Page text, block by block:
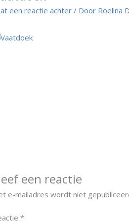
een reactie achter / Door Roelina
een reactie
e-mailadres wordt niet
*